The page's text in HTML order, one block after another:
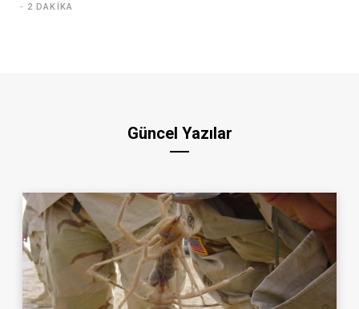
2 DAKIKA
Güncel Yazılar